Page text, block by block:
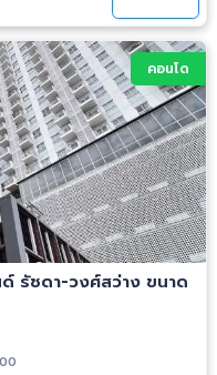
คอนโด
ดา-วงศ์สว่าง ขนาด